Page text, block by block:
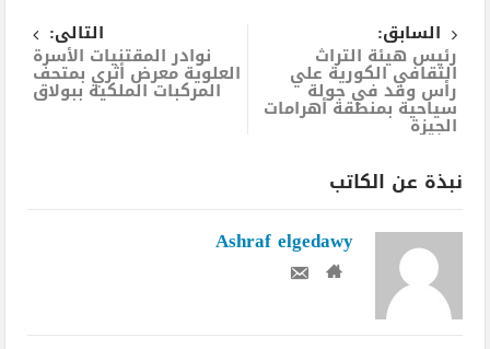
السابق:
رئيس هيئة التراث
الثقافي الكورية علي
رأس وفد في جولة
سياحية بمنطقة أهرامات
الجيزة
التالى:
نوادر المقتنيات الأسرة
العلوية معرض أثري بمتحف
المركبات الملكية ببولاق
نبذة عن الكاتب
Ashraf elgedawy